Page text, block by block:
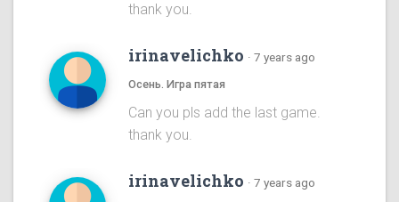
thank you.
irinavelichko · 7 years ago
Осень. Игра пятая
Can you pls add the last game.
thank you.
irinavelichko · 7 years ago